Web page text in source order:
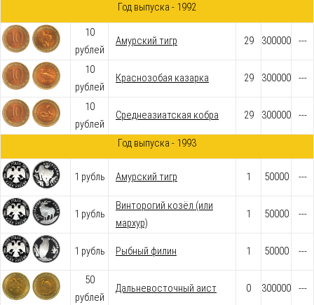
Год выпуска - 1992
10
рублей
Амурский тигр 29 300000 ---
10
рублей
Краснозобая казарка 29 300000 ---
10
рублей
Среднеазиатская кобра 29 300000 ---
Год выпуска - 1993
1 рубль Амурский тигр 1 50000 ---
1 рубль
Винторогий козёл (или
мархур)
1 50000 ---
1 рубль Рыбный филин 1 50000 ---
50
рублей
Дальневосточный аист 0 300000 ---